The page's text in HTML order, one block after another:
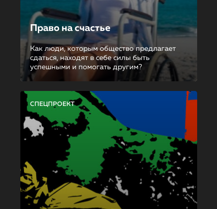
Право на счастье
Как люди, которым общество предлагает
сдаться, находят в себе силы быть
успешными и помогать другим?
СПЕЦПРОЕКТ